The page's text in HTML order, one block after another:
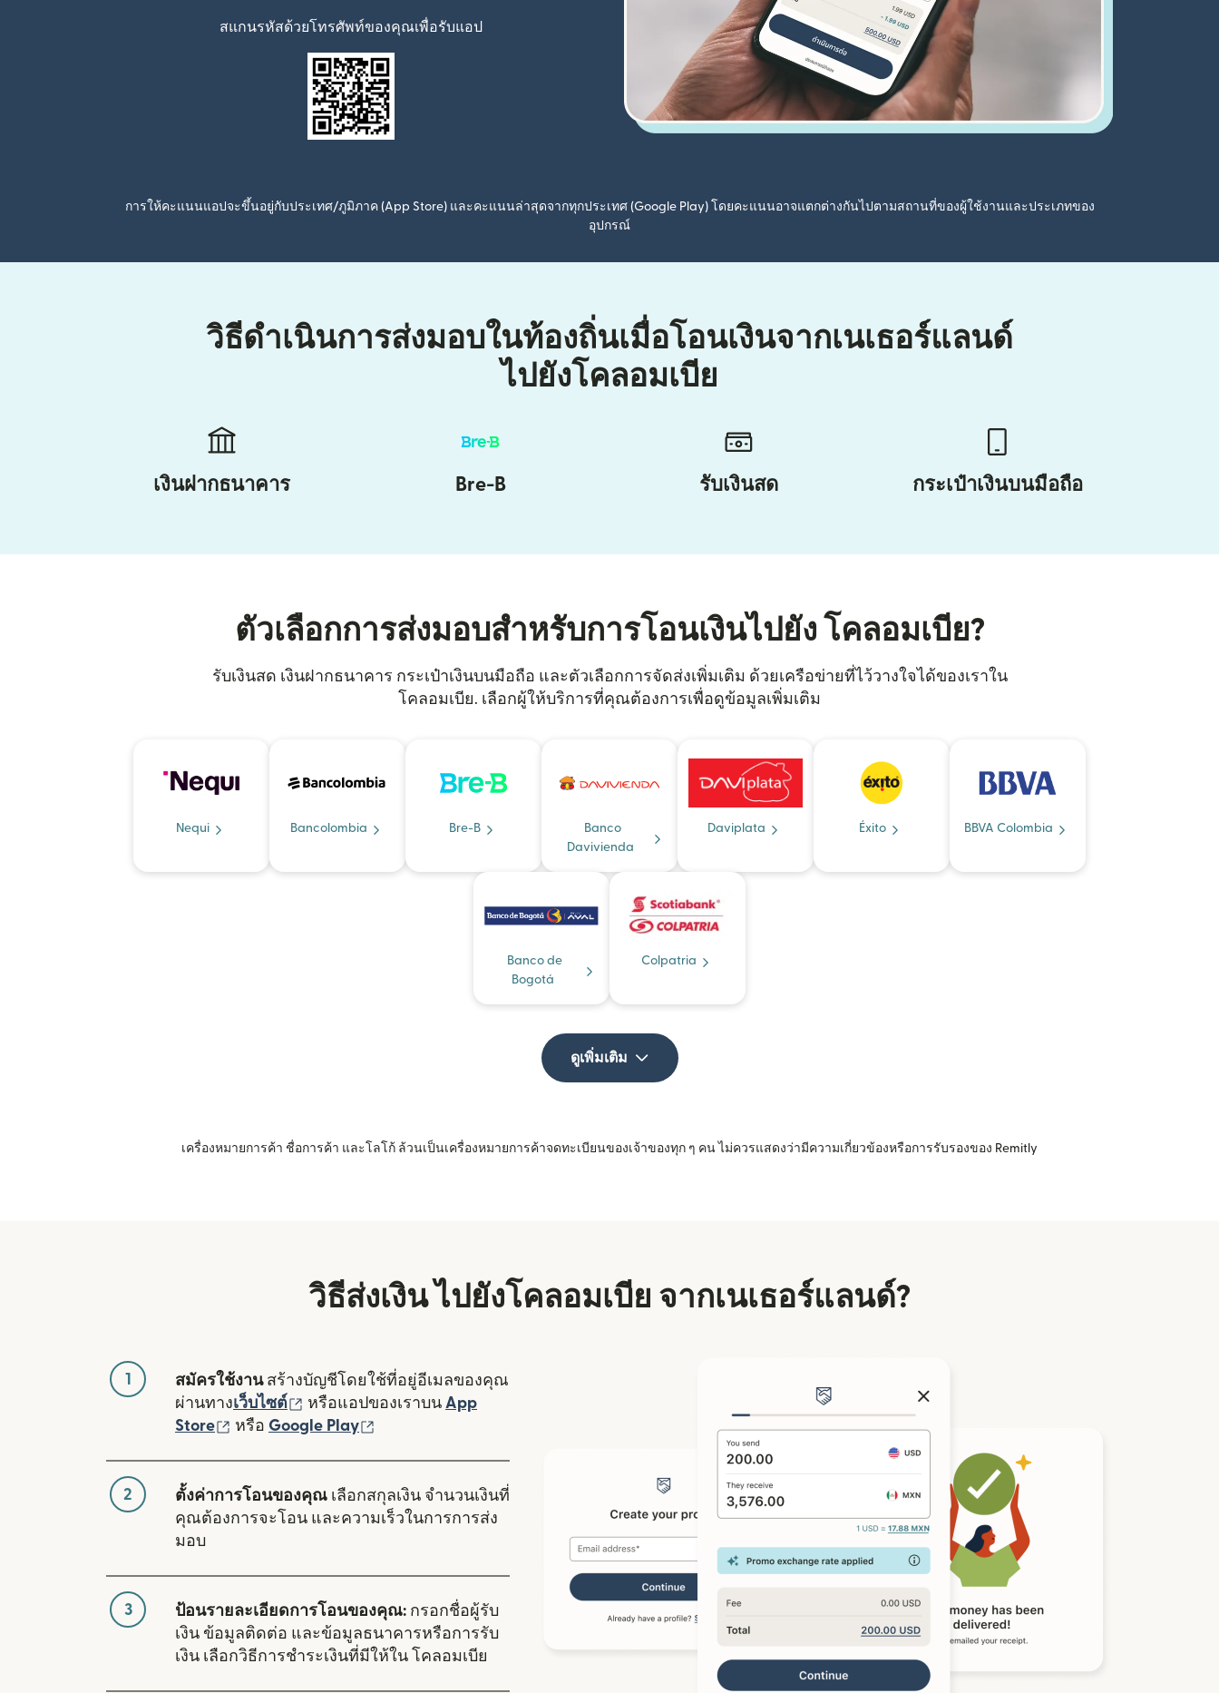
สแกนรหัสด้วยโทรศัพท์ของคุณเพื่อรับแอป
การให้คะแนนแอปจะขึ้นอยู่กับประเทศ/ภูมิภาค (App Store) และคะแนนล่าสุดจากทุกประเทศ (Google Play) โดยคะแนนอาจแตกต่างกันไปตามสถานที่ของผู้ใช้งานและประเภทของ
อุปกรณ์
วิธีดำเนินการส่งมอบในท้องถิ่นเมื่อโอนเงินจากเนเธอร์แลนด์
ไปยังโคลอมเบีย
เงินฝากธนาคาร Bre-B รับเงินสด กระเป๋าเงินบนมือถือ
ตัวเลือกการส่งมอบสำหรับการโอนเงินไปยัง โคลอมเบีย?
รับเงินสด เงินฝากธนาคาร กระเป๋าเงินบนมือถือ และตัวเลือกการจัดส่งเพิ่มเติม ด้วยเครือข่ายที่ไว้วางใจได้ของเราใน
โคลอมเบีย. เลือกผู้ให้บริการที่คุณต้องการเพื่อดูข้อมูลเพิ่มเติม
Nequi Bancolombia Bre-B
Banco
Davivienda
Daviplata Éxito BBVA Colombia
Banco de
Bogotá
Colpatria
ดูเพิ่มเติม
เครื่องหมายการค้า ชื่อการค้า และโลโก้ ล้วนเป็นเครื่องหมายการค้าจดทะเบียนของเจ้าของทุก ๆ คน ไม่ควรแสดงว่ามีความเกี่ยวข้องหรือการรับรองของ Remitly
วิธีส่งเงิน ไปยังโคลอมเบีย จากเนเธอร์แลนด์?
1 สมัครใช้งานสร้างบัญชีโดยใช้ที่อยู่อีเมลของคุณ
ผ่านทางเว็บไซต์ (เปิดในหน้าต่างใหม่)
หรือแอปของเราบน App
Store
(เปิดในหน้าต่างใหม่)
หรือ Google Play
2 ตั้งค่าการโอนของคุณ เลือกสกุลเงิน จำนวนเงินที่
คุณต้องการจะโอน และความเร็วในการการส่ง
มอบ
3 ป้อนรายละเอียดการโอนของคุณ: กรอกชื่อผู้รับ
เงิน ข้อมูลติดต่อ และข้อมูลธนาคารหรือการรับ
เงิน เลือกวิธีการชำระเงินที่มีให้ใน โคลอมเบีย